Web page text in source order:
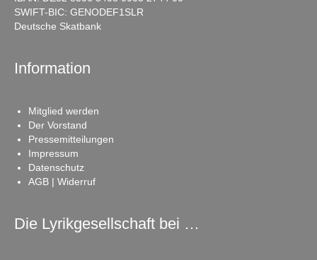
SWIFT-BIC: GENODEF1SLR
Deutsche Skatbank
Information
Mitglied werden
Der Vorstand
Pressemitteilungen
Impressum
Datenschutz
AGB | Widerruf
Die Lyrikgesellschaft bei …